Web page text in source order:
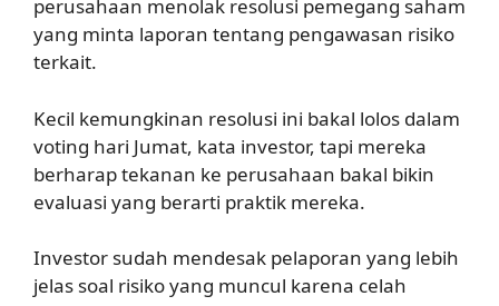
perusahaan menolak resolusi pemegang saham
yang minta laporan tentang pengawasan risiko
terkait.
Kecil kemungkinan resolusi ini bakal lolos dalam
voting hari Jumat, kata investor, tapi mereka
berharap tekanan ke perusahaan bakal bikin
evaluasi yang berarti praktik mereka.
Investor sudah mendesak pelaporan yang lebih
jelas soal risiko yang muncul karena celah